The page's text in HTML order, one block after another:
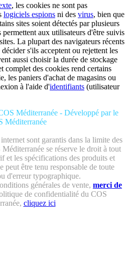
, les cookies ne sont pas
logiciels espions ni des virus, bien que
sites soient détectés par plusieurs
permettent aux utilisateurs d'être suivis
La plupart des navigateurs récents
s'ils acceptent ou rejettent les
aussi choisir la durée de stockage
complet des cookies rend certains
les paniers d'achat de magasins ou
à l'aide d'identifiants (utilisateur
Méditerranée - Développé par le
Méditerranée
sont garantis dans la limite des
se réserve le droit à tout
et les spécifications des produits et
peut être tenu responsable de toute
d'erreur typographique.
générales de vente, merci de
de confidentialité du COS
cliquez ici